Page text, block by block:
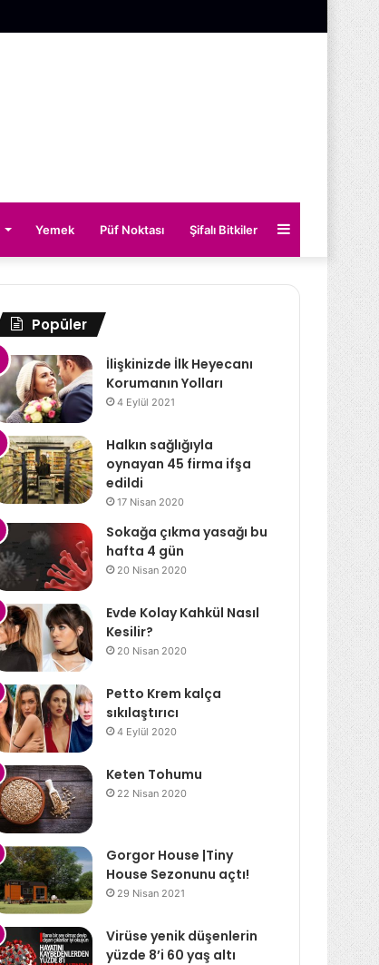
Yemek Püf Noktası Şifalı Bitkiler Kenar
Bölmesi
Popüler
İlişkinizde İlk Heyecanı
Korumanın Yolları
4 Eylül 2021
Halkın sağlığıyla
oynayan 45 firma ifşa
edildi
17 Nisan 2020
Sokağa çıkma yasağı bu
hafta 4 gün
20 Nisan 2020
Evde Kolay Kahkül Nasıl
Kesilir?
20 Nisan 2020
Petto Krem kalça
sıkılaştırıcı
4 Eylül 2020
Keten Tohumu
22 Nisan 2020
Gorgor House |Tiny
House Sezonunu açtı!
29 Nisan 2021
Virüse yenik düşenlerin
yüzde 8’i 60 yaş altı